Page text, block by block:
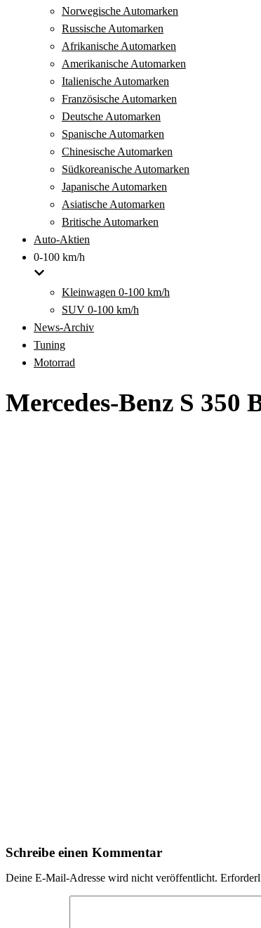
Norwegische Automarken
Russische Automarken
Afrikanische Automarken
Amerikanische Automarken
Italienische Automarken
Französische Automarken
Deutsche Automarken
Spanische Automarken
Chinesische Automarken
Südkoreanische Automarken
Japanische Automarken
Asiatische Automarken
Britische Automarken
Auto-Aktien
0-100 km/h
Kleinwagen 0-100 km/h
SUV 0-100 km/h
News-Archiv
Tuning
Motorrad
Mercedes-Benz S 350
Schreibe einen Kommentar
Deine E-Mail-Adresse wird nicht veröffentlicht.